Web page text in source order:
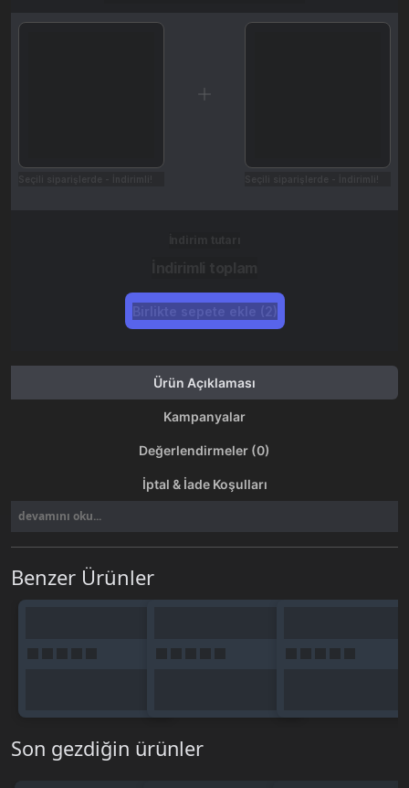
Ürün Açıklaması
Kampanyalar
Değerlendirmeler (0)
İptal & İade Koşulları
devamını oku...
Benzer Ürünler
Son gezdiğin ürünler